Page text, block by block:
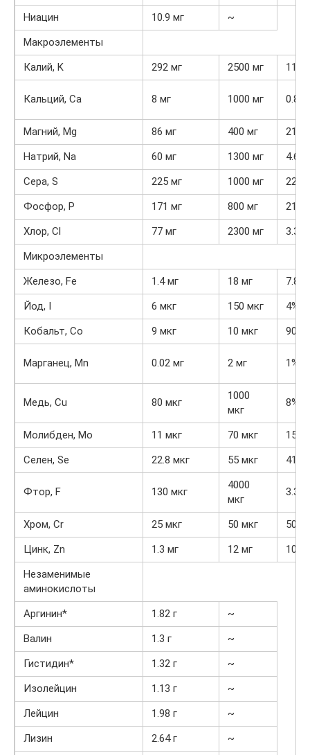
Ниацин
10.9 мг
~
Макроэлементы
Калий, K
292 мг 2500 мг
Кальций, Ca 8 мг 1000 мг 0.8%
Магний, Mg 86 мг 400 мг
Натрий, Na
60 мг 1300 мг
4.6%
Сера, S
225 мг 1000 мг
Фосфор, P
171 мг 800 мг
Хлор, Cl
77 мг 2300 мг
3.3%
Микроэлементы
Железо, Fe
1.4 мг 18 мг
7.8%
Йод, I
6 мкг 150 мкг
4%
Кобальт, Co
9 мкг 10 мкг 90%
Марганец, Mn 0.02 мг 2 мг 1%
Медь, Cu 80 мкг
1000
мкг
8%
Молибден, Mo 11 мкг 70 мкг
Селен, Se
22.8 мкг 55 мкг
Фтор, F 130 мкг
4000
мкг
3.3%
Хром, Cr 25 мкг 50 мкг
50%
Цинк, Zn
1.3 мг 12 мг
Незаменимые
аминокислоты
Аргинин*
1.82 г
~
Валин
1.3 г
~
Гистидин*
1.32 г
~
Изолейцин
1.13 г
~
Лейцин
1.98 г
~
Лизин
2.64 г
~